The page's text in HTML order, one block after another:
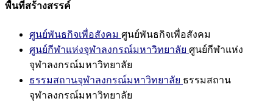
พื้นที่สร้างสรรค์
ศูนย์พันธกิจเพื่อสังคม ศูนย์พันธกิจเพื่อสังคม
ศูนย์กีฬาแห่งจุฬาลงกรณ์มหาวิทยาลัย ศูนย์กีฬาแห่ง
จุฬาลงกรณ์มหาวิทยาลัย
ธรรมสถานจุฬาลงกรณ์มหาวิทยาลัย ธรรมสถาน
จุฬาลงกรณ์มหาวิทยาลัย